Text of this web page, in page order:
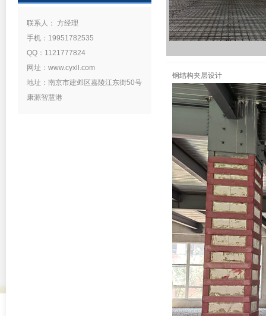
钢结构夹层设计
联系人： 方经理
手机：19951782535
QQ：1121777824
网址：www.cyxll.com
地址：南京市建邺区嘉陵江东街50号
康源智慧港